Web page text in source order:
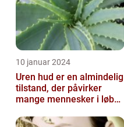
10 januar 2024
Uren hud er en almindelig
tilstand, der påvirker
mange mennesker i løbet